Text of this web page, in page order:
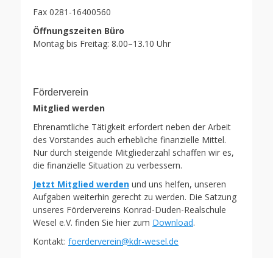
Fax 0281-16400560
Öffnungszeiten Büro
Montag bis Freitag: 8.00–13.10 Uhr
Förderverein
Mitglied werden
Ehrenamtliche Tätigkeit erfordert neben der Arbeit
des Vorstandes auch erhebliche finanzielle Mittel.
Nur durch steigende Mitgliederzahl schaffen wir es,
die finanzielle Situation zu verbessern.
Jetzt Mitglied werden und uns helfen, unseren
Aufgaben weiterhin gerecht zu werden. Die Satzung
unseres Fördervereins Konrad-Duden-Realschule
Wesel e.V. finden Sie hier zum Download.
Kontakt: foerderverein@kdr-wesel.de